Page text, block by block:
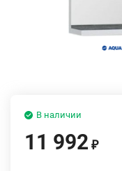
В наличии
11 992 ₽